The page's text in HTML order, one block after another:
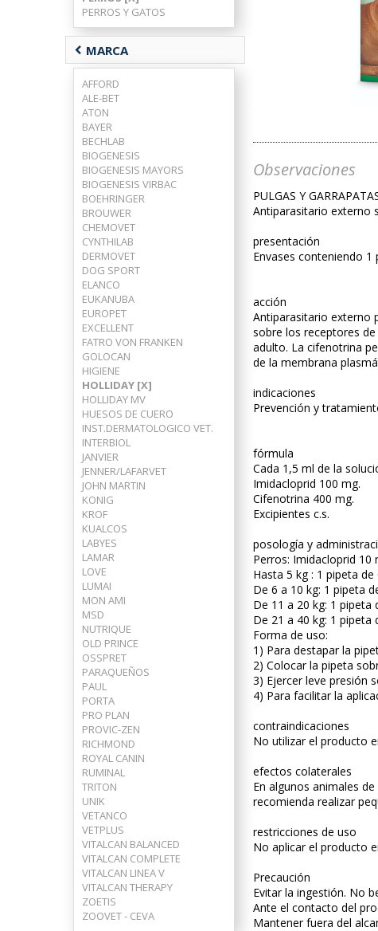
PERROS Y GATOS
chevron_left MARCA
AFFORD
ALE-BET
ATON
BAYER
BECHLAB
BIOGENESIS
BIOGENESIS MAYORS
BIOGENESIS VIRBAC
BOEHRINGER
BROUWER
CHEMOVET
CYNTHILAB
DERMOVET
DOG SPORT
ELANCO
EUKANUBA
EUROPET
EXCELLENT
FATRO VON FRANKEN
GOLOCAN
HIGIENE
HOLLIDAY [X]
HOLLIDAY MV
HUESOS DE CUERO
INST.DERMATOLOGICO VET.
INTERBIOL
JANVIER
JENNER/LAFARVET
JOHN MARTIN
KONIG
KROF
KUALCOS
LABYES
LAMAR
LOVE
LUMAI
MON AMI
MSD
NUTRIQUE
OLD PRINCE
OSSPRET
PARAQUEÑOS
PAUL
PORTA
PRO PLAN
PROVIC-ZEN
RICHMOND
ROYAL CANIN
RUMINAL
TRITON
UNIK
VETANCO
VETPLUS
VITALCAN BALANCED
VITALCAN COMPLETE
VITALCAN LINEA V
VITALCAN THERAPY
ZOETIS
ZOOVET - CEVA
Observaciones
PULGAS Y
Antiparasitario externo
presentación
Envases conteniendo
acción
Antiparasitario externo
sobre los receptores
adulto. La cifenotrina
de la membrana
indicaciones
Prevención y
fórmula
Cada 1,5 ml de la
Imidacloprid 100 mg.
Cifenotrina 400 mg.
Excipientes c.s.
posología y
Perros: Imidacloprid 10
Hasta 5 kg : 1 pipeta de
De 6 a 10 kg: 1 pipeta
De 11 a 20 kg: 1 pipeta
De 21 a 40 kg: 1 pipeta
Forma de uso:
1) Para destapar la
2) Colocar la pipeta
3) Ejercer leve presión
4) Para facilitar la
contraindicaciones
No utilizar el producto
efectos colaterales
En algunos animales
recomienda realizar
restricciones de uso
No aplicar el producto
Precaución
Evitar la ingestión. No
Ante el contacto del
Mantener fuera del